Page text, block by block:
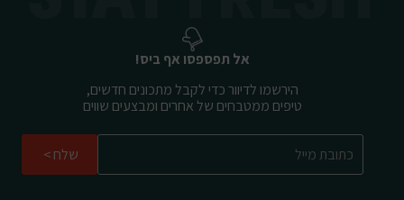
אל תפספסו אף ביס!
הירשמו לדיוור כדי לקבל מתכונים חדשים,
טיפים ממטבחים של אחרים ומבצעים שווים
שלח